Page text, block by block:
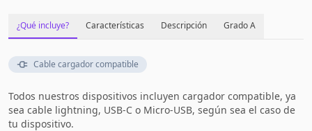
¿Qué incluye? Características Descripción Grado A
Cable cargador compatible
Todos nuestros dispositivos incluyen cargador compatible, ya
sea cable lightning, USB-C o Micro-USB, según sea el caso de
tu dispositivo.